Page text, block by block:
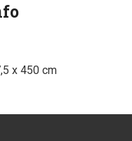
x 450 cm